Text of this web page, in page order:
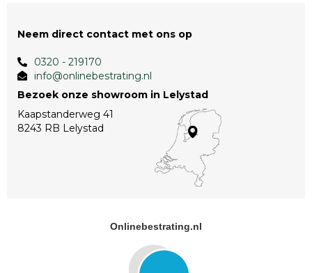
Neem direct contact met ons op
0320 - 219170
info@onlinebestrating.nl
Bezoek onze showroom in Lelystad
Kaapstanderweg 41
8243 RB Lelystad
Onlinebestrating.nl